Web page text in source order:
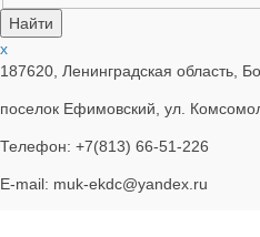
x
187620, Ленинградская область,
поселок Ефимовский, ул.
Телефон: +7(813) 66-51-226
E-mail: muk-ekdc@yandex.ru